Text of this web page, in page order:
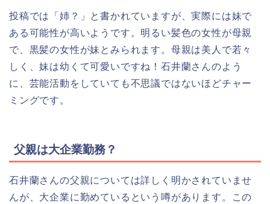
投稿では「姉？」と書かれていますが、実際には妹で
ある可能性が高いようです。明るい髪色の女性が母親
で、黒髪の女性が妹とみられます。母親は美人で若々
しく、妹は幼くて可愛いですね！石井蘭さんのよう
に、芸能活動をしていても不思議ではないほどチャー
ミングです。
父親は大企業勤務？
石井蘭さんの父親については詳しく明かされていませ
んが、大企業に勤めているという噂があります。この